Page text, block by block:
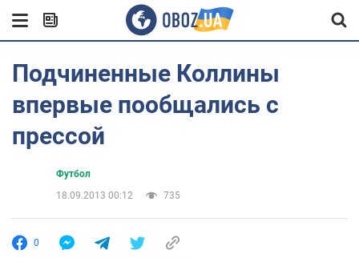
Подчиненные Коллины
впервые пообщались с
прессой
Футбол
18.09.2013 00:12
735
0